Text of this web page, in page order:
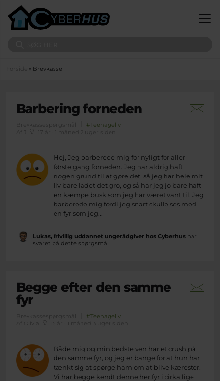
Du er her
» Brevkasse
Barbering forneden
Brevkassespørgsmål
#Teenageliv
Af J
Hej, Jeg barberede mig for nyligt for aller
første gang forneden. Jeg har aldrig haft
nogen grund til at gøre det, så jeg har hele mit
liv bare ladet det gro, og så har jeg jo bare haft
en kæmpe busk som jeg har været vant til. Jeg
barberede mig fordi jeg snart skulle ses med
en fyr som jeg...
Lukas, frivillig uddannet ungerådgiver hos Cyberhushar
svaret på dette spørgsmål
Begge efter den samme
fyr
Brevkassespørgsmål
#Teenageliv
Af Olivia
15 år · 1 måned 3 uger siden
Både mig og min bedste ven har et crush på
den samme fyr, og jeg er bange for at hun har
tænkt sig at spørge ham om at blive kærester.
Vi har begge kendt denne her fyr i cirka lige